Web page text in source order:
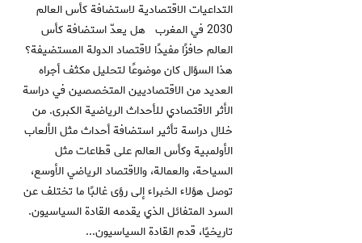
التداعيات الاقتصادية لاستضافة كأس العالم
2030 في المغرب هل يعدّ استضافة كأس
العالم حافزًا مفيدًا لاقتصاد الدولة المستضيفة؟
هذا السؤال كان موضوعًا لتحليل مكثف أجراه
العديد من الاقتصاديين المتخصصين في دراسة
الأثر الاقتصادي للأحداث الرياضية الكبرى. من
خلال دراسة تأثير استضافة أحداث مثل الألعاب
الأولمبية وكأس العالم على قطاعات مثل
السياحة، والعمالة، والاقتصاد الرياضي الأوسع،
توصل هؤلاء الخبراء إلى رؤى غالبًا ما تختلف عن
السرد المتفائل الذي يقدمه القادة السياسيون.
تاريخيًا، قدم القادة السياسيون...